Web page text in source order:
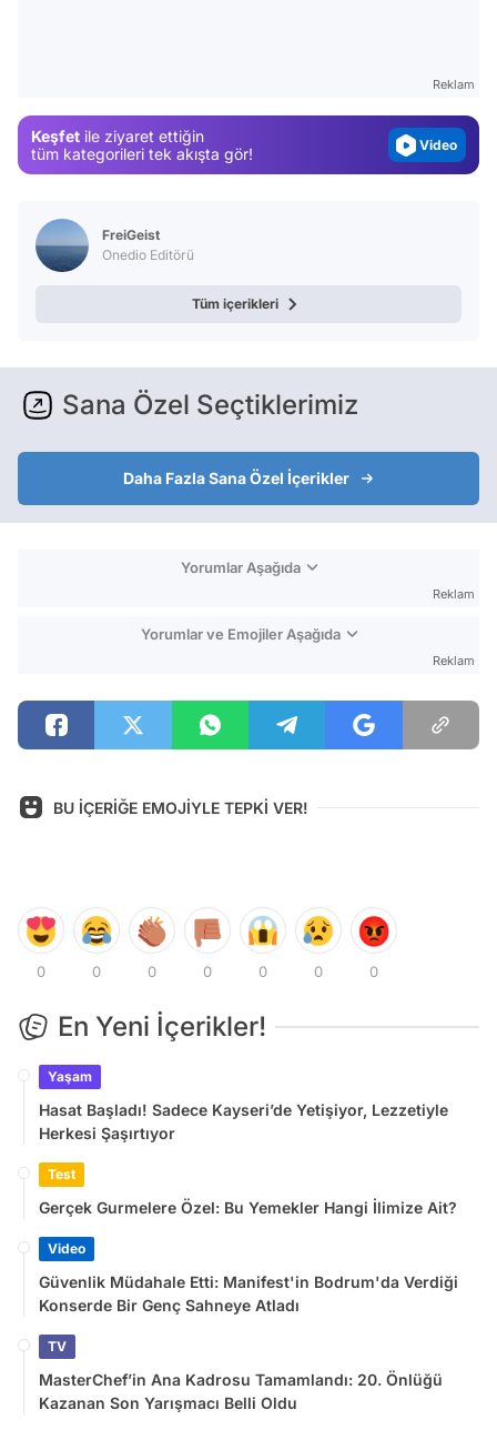
Reklam
Keşfet ile ziyaret ettiğin
tüm kategorileri tek akışta gör!
Video
FreiGeist
Onedio Editörü
Tüm içerikleri
Sana Özel Seçtiklerimiz
Daha Fazla Sana Özel İçerikler
Yorumlar Aşağıda
Reklam
Yorumlar ve Emojiler Aşağıda
Reklam
BU İÇERİĞE EMOJİYLE TEPKİ VER!
0 0 0 0 0 0 0
En Yeni İçerikler!
Yaşam
Hasat Başladı! Sadece Kayseri’de Yetişiyor, Lezzetiyle
Herkesi Şaşırtıyor
Test
Gerçek Gurmelere Özel: Bu Yemekler Hangi İlimize Ait?
Video
Güvenlik Müdahale Etti: Manifest'in Bodrum'da Verdiği
Konserde Bir Genç Sahneye Atladı
TV
MasterChef’in Ana Kadrosu Tamamlandı: 20. Önlüğü
Kazanan Son Yarışmacı Belli Oldu